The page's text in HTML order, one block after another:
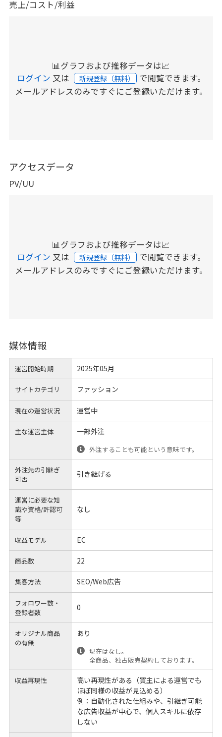
売上/コスト/利益
📊グラフおよび推移データは📈
ログイン 又は 新規登録（無料） で閲覧できます。
メールアドレスのみですぐにご登録いただけます。
アクセスデータ
PV/UU
📊グラフおよび推移データは📈
ログイン 又は 新規登録（無料） で閲覧できます。
メールアドレスのみですぐにご登録いただけます。
媒体情報
運営開始時期 2025年05月
サイトカテゴリ ファッション
現在の運営状況 運営中
主な運営主体 一部外注
外注することも可能という意味です。
外注先の引継ぎ
可否
引き継げる
運営に必要な知
識や資格/許認可
等
なし
収益モデル EC
商品数 22
集客方法 SEO/Web広告
フォロワー数・
登録者数
0
オリジナル商品
の有無
あり
現在はなし。
全商品、独占販売契約しております。
収益再現性
高い再現性がある（買主による運営でも
ほぼ同様の収益が見込める）
例：自動化された仕組みや、引継ぎ可能
な広告収益が中心で、個人スキルに依存
しない